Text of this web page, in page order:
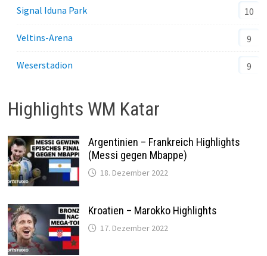
Signal Iduna Park 10
Veltins-Arena 9
Weserstadion 9
Highlights WM Katar
Argentinien – Frankreich Highlights
(Messi gegen Mbappe)
18. Dezember 2022
Kroatien – Marokko Highlights
17. Dezember 2022